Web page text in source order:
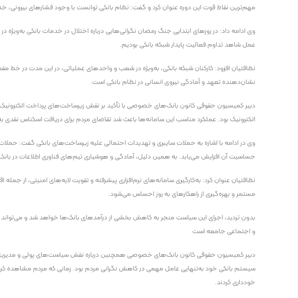
مهم‌ترین نقاط قوت این دوره عنوان کرد و گفت: نظام بانکی توانست با وجود فشارهای
وی ادامه داد: در روزهای ابتدایی جنگ رمضان نگرانی‌هایی درباره اختلال در خدمات بانکی
عمل شاهد تداوم فعالیت پایدار شبکه بانکی بودیم.
نظافتیان افزود: کارکنان شبکه بانکی، به‌ویژه در شعب و واحدهای عملیاتی، در این مدت در
نشان‌دهنده تعهد و آمادگی نیروی انسانی در نظام بانکی است.
دبیر کمیسیون حقوقی کانون بانک‌های خصوصی با تأکید بر نقش زیرساخت‌های پرداخت
الکترونیک بود. عملکرد مناسب این سامانه‌ها باعث شد تقاضای مردم برای دریافت اسکناس نقدی
وی در ادامه با اشاره به حملات سایبری و تهدیدات احتمالی علیه زیرساخت‌های بانکی گفت:
حساسیت آن افزایش می‌یابد. به همین دلیل، آمادگی و هوشیاری تیم‌های فناوری اطلاعات در
نظافتیان عنوان کرد: به‌کارگیری سامانه‌های نرم‌افزاری پیشرفته و تقویت لایه‌های امنیتی، از
مستمر و بهره‌گیری از راهکارهای به روز احساس می‌شود.
بدون تردید، اجرای این سیاست منجر به کاهش بخشی از درآمدهای بانک‌ها خواهد شد و می‌تواند بر
و اجتماعی جامعه است
دبیر کمیسیون حقوقی کانون بانک‌های خصوصی همچنین درباره نقش سیاست‌های پولی و
سیستم بانکی خود به‌تنهایی عامل مهمی در کاهش نگرانی مردم بود. زمانی که مردم مشاهده
خودداری کردند.